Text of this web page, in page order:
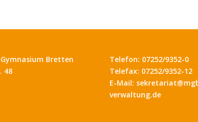
Bretten
48
Telefon: 07252/9352-0
Telefax: 07252/9352-12
E-Mail:
verwaltung.de